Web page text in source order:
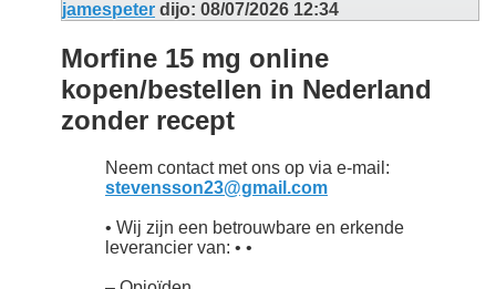
jamespeter dijo: 08/07/2026 12:34
Morfine 15 mg online
kopen/bestellen in Nederland
zonder recept
Neem contact met ons op via e-mail:
stevensson23@gmail.com
• Wij zijn een betrouwbare en erkende
leverancier van: • •